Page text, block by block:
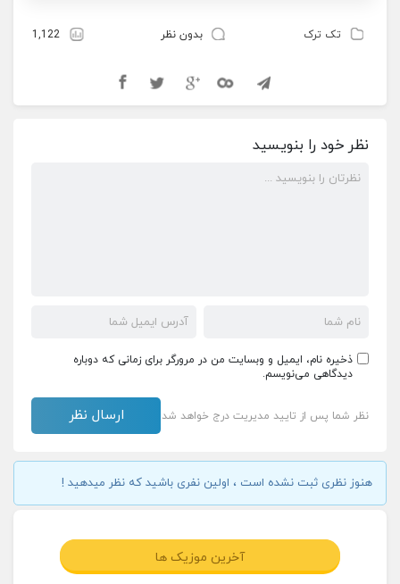
تک ترک بدون نظر 1,122
نظر خود را بنویسید
ذخیره نام، ایمیل و وبسایت من در مرورگر برای زمانی که دوباره
دیدگاهی می‌نویسم.
نظر شما پس از تایید مدیریت درج خواهد شد
هنوز نظری ثبت نشده است ، اولین نفری باشید که نظر میدهید !
آخرین موزیک ها